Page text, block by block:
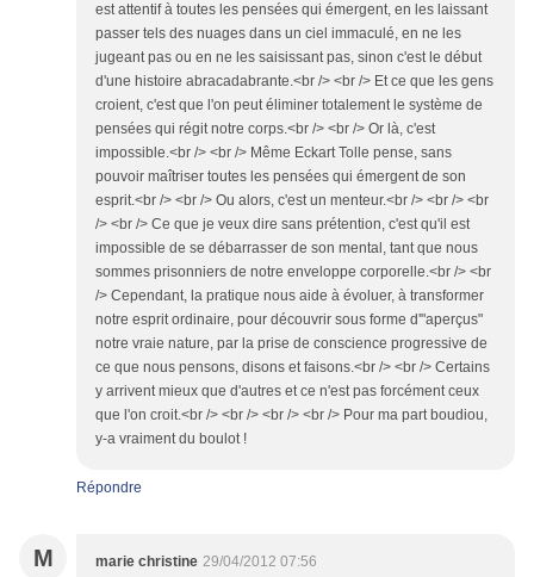
est attentif à toutes les pensées qui émergent, en les laissant
passer tels des nuages dans un ciel immaculé, en ne les
jugeant pas ou en ne les saisissant pas, sinon c'est le début
d'une histoire abracadabrante.<br /> <br /> Et ce que les gens
croient, c'est que l'on peut éliminer totalement le système de
pensées qui régit notre corps.<br /> <br /> Or là, c'est
impossible.<br /> <br /> Même Eckart Tolle pense, sans
pouvoir maîtriser toutes les pensées qui émergent de son
esprit.<br /> <br /> Ou alors, c'est un menteur.<br /> <br /> <br
/> <br /> Ce que je veux dire sans prétention, c'est qu'il est
impossible de se débarrasser de son mental, tant que nous
sommes prisonniers de notre enveloppe corporelle.<br /> <br
/> Cependant, la pratique nous aide à évoluer, à transformer
notre esprit ordinaire, pour découvrir sous forme d'"aperçus"
notre vraie nature, par la prise de conscience progressive de
ce que nous pensons, disons et faisons.<br /> <br /> Certains
y arrivent mieux que d'autres et ce n'est pas forcément ceux
que l'on croit.<br /> <br /> <br /> <br /> Pour ma part boudiou,
y-a vraiment du boulot !
Répondre
M marie christine 29/04/2012 07:56